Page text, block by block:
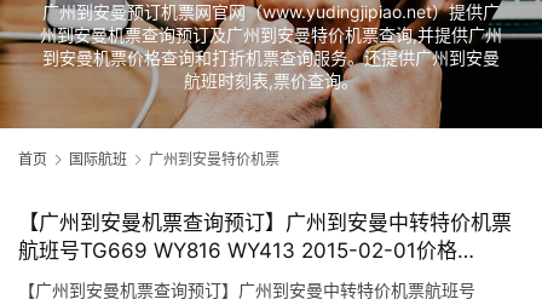
广州到安曼预订机票网官网（www.yudingjipiao.net）提供广
州到安曼机票查询预订及广州到安曼特价机票查询,并提供广州
到安曼机票价格查询和打折机票查询服务。还提供广州到安曼
航班时刻表,票价查询。
首页 国际航班 广州到安曼特价机票
【广州到安曼机票查询预订】广州到安曼中转特价机票
航班号TG669 WY816 WY413 2015-02-01价格
_CNY3912元
【广州到安曼机票查询预订】广州到安曼中转特价机票航班号